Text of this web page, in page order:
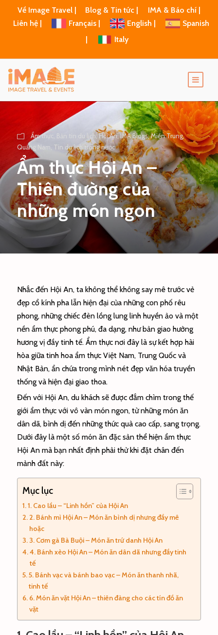
Về Image Travel | Blog & Tin tức |
IMA & Báo chí |
Liên hệ |
Français | English |
Spanish
Italy
Ẩm thực Bản tin du lịch, Hội An, IMA Blogs,Miền Trung,
Quảng Nam, Tin du lịch trong nước
Ẩm thực Hội An –
Thiên đường của
những món ngon
Nhắc đến Hội An, ta không thể không say mê trước vẻ
đẹp cổ kính pha lẫn hiện đại của những con phố rêu
phong, những chiếc đèn lồng lung linh huyền ảo và một
nền ẩm thực phong phú, đa dạng, như bản giao hưởng
hương vị đầy tinh tế. Ẩm thực nơi đây là sự kết hợp hài
hòa giữa tinh hoa ẩm thực Việt Nam, Trung Quốc và
Nhật Bản, ẩn chứa trong mình nét đẹp văn hóa truyền
thống và hiện đại giao thoa.
Đến với Hội An, du khách sẽ được đắm chìm trong thế
giới ẩm thực với vô vàn món ngon, từ những món ăn
dân dã, bình dị đến những thức quà cao cấp, sang trọng.
Dưới đây là một số món ăn đặc sản thể hiện ẩm thực
Hội An mà bạn nhất định phải thử khi đặt chân đến
mảnh đất này:
Mục lục
1. Cao lầu – “Linh hồn” của Hội An
2. Bánh mì Hội An – Món ăn bình dị nhưng đầy mê
hoặc
3. Cơm gà Bà Buội – Món ăn trứ danh Hội An
4. Bánh xèo Hội An – Món ăn dân dã nhưng đầy tinh
tế
5. Bánh vạc và bánh bao vạc – Món ăn thanh nhã,
tinh tế
6. Món ăn vặt Hội An – thiên đàng cho các tín đồ ăn
vặt